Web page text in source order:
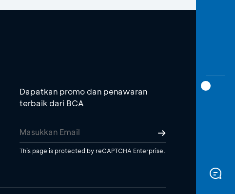
Dapatkan promo dan penawaran
terbaik dari BCA
This page is protected by reCAPTCHA Enterprise.